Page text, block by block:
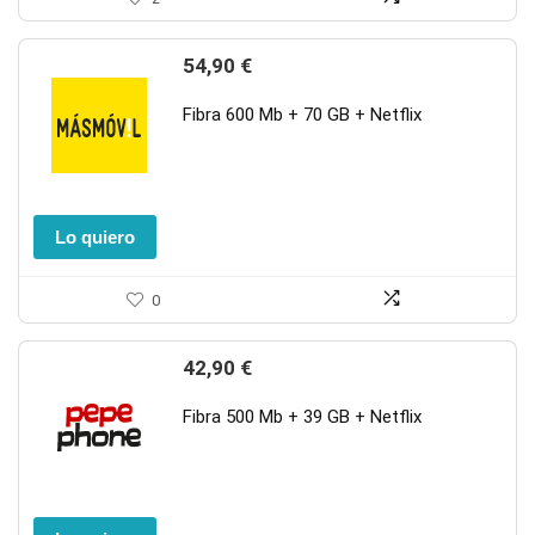
54,90 €
Fibra 600 Mb + 70 GB + Netflix
0
Lo quiero
42,90 €
Fibra 500 Mb + 39 GB + Netflix